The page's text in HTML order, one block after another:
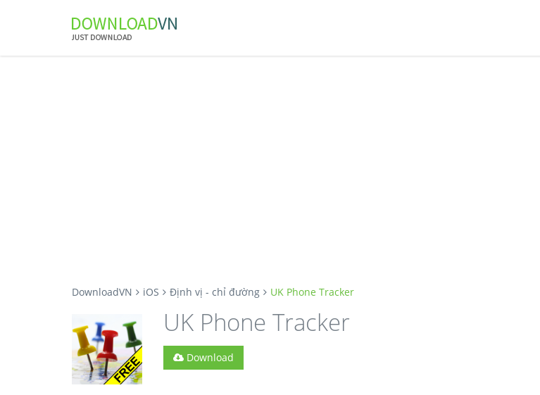
DownloadVN iOS Định vị - chỉ đường UK Phone Tracker
UK Phone Tracker
Download